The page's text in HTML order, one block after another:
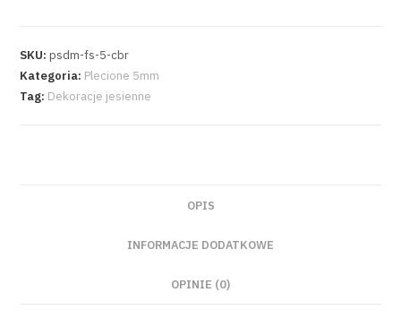
SKU:psdm-fs-5-cbr
Kategoria: Plecione 5mm
Tag: Dekoracje jesienne
OPIS
INFORMACJE DODATKOWE
OPINIE (0)